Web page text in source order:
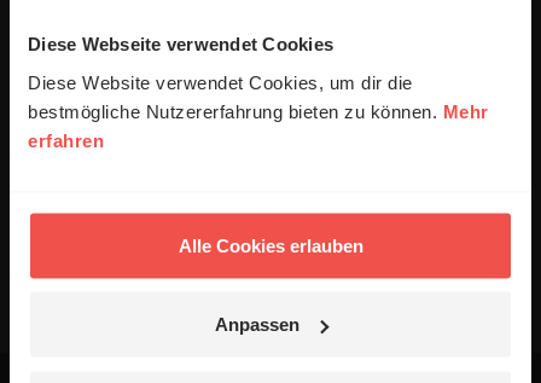
Diese Webseite verwendet Cookies
Diese Website verwendet Cookies, um dir die
bestmögliche Nutzererfahrung bieten zu können. Mehr
erfahren
Alle Cookies erlauben
Anpassen
Datenschutzerklärung
Alle Kommentare werden redaktionell geprüft. Wir behalten
uns das Kürzen von Kommentaren vor. Ein Recht auf
Veröffentlichung besteht nicht. Bitte beachten Sie beim
Schreiben Ihres Kommentars unsere
Absenden